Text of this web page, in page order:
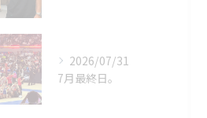
2026/07/31
7月最終日。